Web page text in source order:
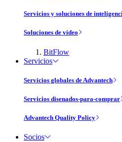
Servicios y soluciones de
Soluciones de vídeo
BitFlow
Servicios
Servicios globales de Advantech
Servicios disenados-para-comprar
Advantech Quality Policy
Socios